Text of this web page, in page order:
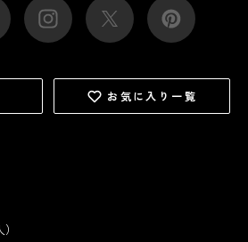
お気に入り一覧